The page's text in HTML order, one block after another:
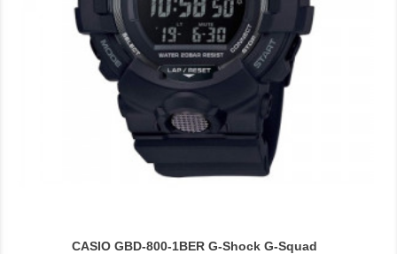
CASIO GBD-800-1BER G-Shock G-Squad